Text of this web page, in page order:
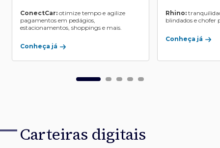
ConectCar: otimize tempo e agilize
pagamentos em pedágios,
estacionamentos, shoppings e mais.
Conheça já
Rhino:
blindados e chofer
Conheça já
Carteiras digitais